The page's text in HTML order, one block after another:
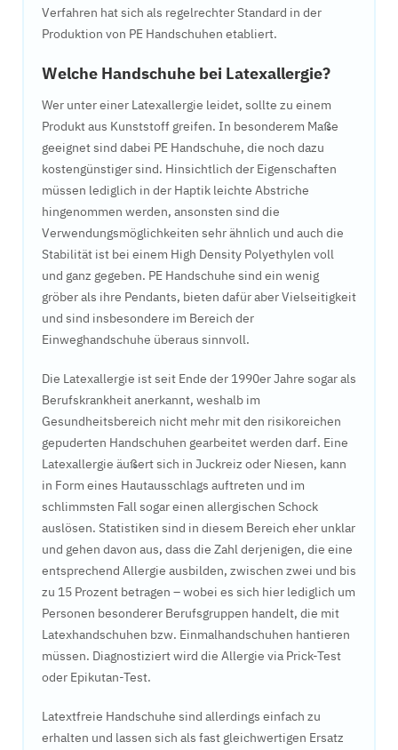
Verfahren hat sich als regelrechter Standard in der
Produktion von PE Handschuhen etabliert.
Welche Handschuhe bei Latexallergie?
Wer unter einer Latexallergie leidet, sollte zu einem
Produkt aus Kunststoff greifen. In besonderem Maße
geeignet sind dabei PE Handschuhe, die noch dazu
kostengünstiger sind. Hinsichtlich der Eigenschaften
müssen lediglich in der Haptik leichte Abstriche
hingenommen werden, ansonsten sind die
Verwendungsmöglichkeiten sehr ähnlich und auch die
Stabilität ist bei einem High Density Polyethylen voll
und ganz gegeben. PE Handschuhe sind ein wenig
gröber als ihre Pendants, bieten dafür aber Vielseitigkeit
und sind insbesondere im Bereich der
Einweghandschuhe überaus sinnvoll.
Die Latexallergie ist seit Ende der 1990er Jahre sogar als
Berufskrankheit anerkannt, weshalb im
Gesundheitsbereich nicht mehr mit den risikoreichen
gepuderten Handschuhen gearbeitet werden darf. Eine
Latexallergie äußert sich in Juckreiz oder Niesen, kann
in Form eines Hautausschlags auftreten und im
schlimmsten Fall sogar einen allergischen Schock
auslösen. Statistiken sind in diesem Bereich eher unklar
und gehen davon aus, dass die Zahl derjenigen, die eine
entsprechend Allergie ausbilden, zwischen zwei und bis
zu 15 Prozent betragen – wobei es sich hier lediglich um
Personen besonderer Berufsgruppen handelt, die mit
Latexhandschuhen bzw. Einmalhandschuhen hantieren
müssen. Diagnostiziert wird die Allergie via Prick-Test
oder Epikutan-Test.
Latextfreie Handschuhe sind allerdings einfach zu
erhalten und lassen sich als fast gleichwertigen Ersatz